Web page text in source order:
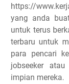
https://
yang anda
untuk terus
terbaru untuk
para pencari
jobseeker
impian mereka.